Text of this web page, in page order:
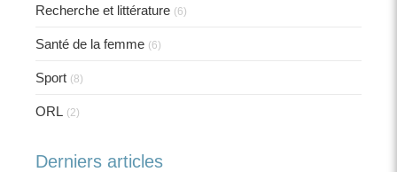
Recherche et littérature (6)
Santé de la femme (6)
Sport (8)
ORL (2)
Derniers articles